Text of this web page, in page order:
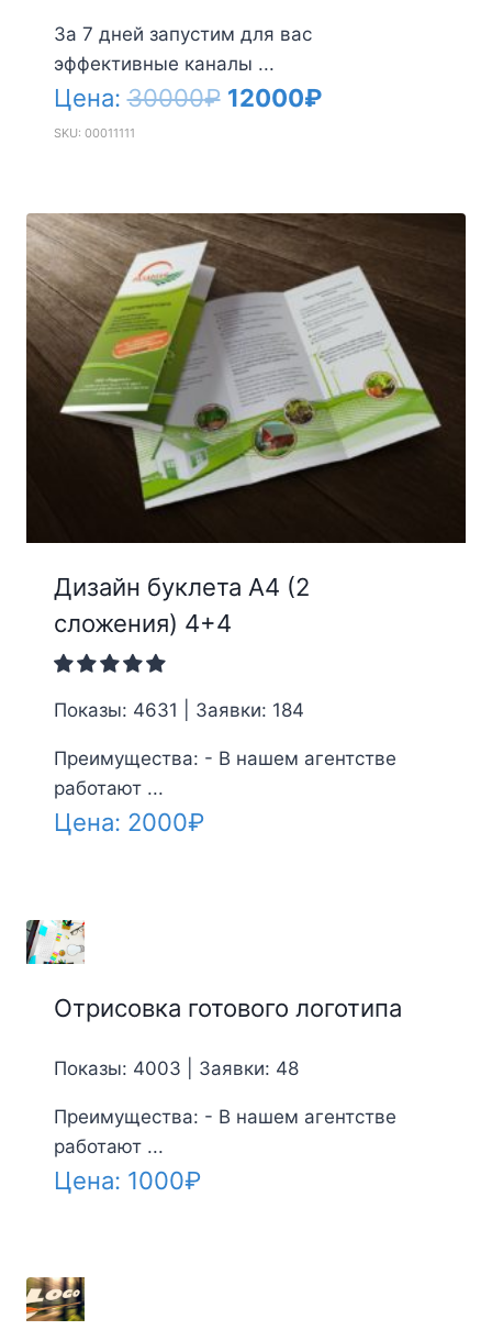
За 7 дней запустим для вас
эффективные каналы ...
Цена:30000₽ Первоначальная
30000₽.
12000₽Текущая
SKU: 00011111
Дизайн буклета А4 (2
сложения) 4+4
Показы: 4631 | Заявки: 184
Преимущества: - В нашем агентстве
работают ...
Цена: 2000₽
Отрисовка готового логотипа
Показы: 4003 | Заявки: 48
Преимущества: - В нашем агентстве
работают ...
Цена: 1000₽